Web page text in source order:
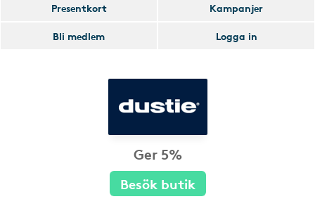
Presentkort
Kampanjer
Bli medlem
Logga in
Ger 5%
Besök butik